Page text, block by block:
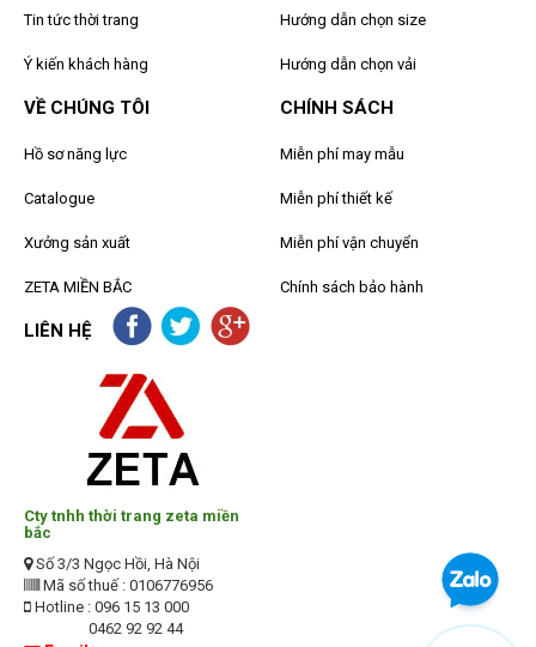
Tin tức thời trang
Ý kiến khách hàng
Hướng dẫn chọn size
Hướng dẫn chọn vải
VỀ CHÚNG TÔI
Hồ sơ năng lực
Catalogue
Xưởng sản xuất
ZETA MIỀN BẮC
CHÍNH SÁCH
Miễn phí may mẫu
Miễn phí thiết kế
Miễn phí vận chuyển
Chính sách bảo hành
LIÊN HỆ
Cty tnhh thời trang zeta miền
bắc
Số 3/3 Ngọc Hồi, Hà Nội
Mã số thuế : 0106776956
Hotline : 096 15 13 000
0462 92 92 44